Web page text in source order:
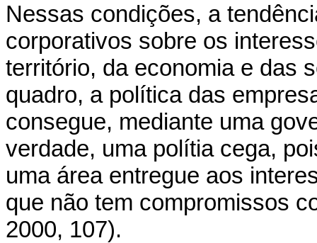
Nessas condições, a
corporativos sobre os
território, da economia e das
quadro, a política das
consegue, mediante uma
verdade, uma polítia cega,
uma área entregue aos
que não tem compromissos
2000, 107).